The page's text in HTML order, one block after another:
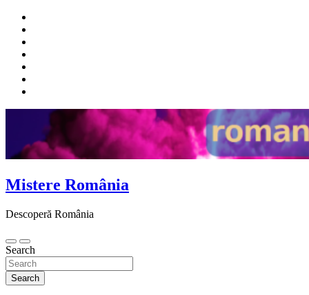
Skip
content
Mistere România
Descoperă România
Search
Search